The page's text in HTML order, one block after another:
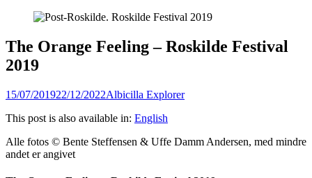
The Orange Feeling – Roskilde Festival
2019
Posted
15/07/201922/12/2022Author
Albicilla Explorer
This post is also available in: English
Alle fotos © Bente Steffensen & Uffe Damm Andersen, med mindre
andet er angivet